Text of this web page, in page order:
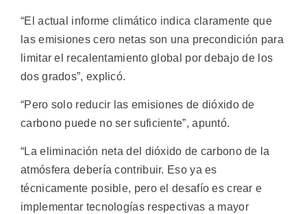
“El actual informe climático indica claramente que
las emisiones cero netas son una precondición para
limitar el recalentamiento global por debajo de los
dos grados”, explicó.
“Pero solo reducir las emisiones de dióxido de
carbono puede no ser suficiente”, apuntó.
“La eliminación neta del dióxido de carbono de la
atmósfera debería contribuir. Eso ya es
técnicamente posible, pero el desafío es crear e
implementar tecnologías respectivas a mayor